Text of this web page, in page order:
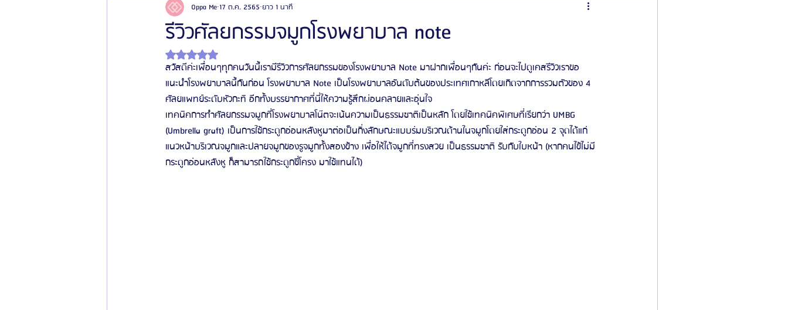
รีวิวศัลยกรรมฉีดไขมัน รีวิวศัลยกรรมดูดไขมัน ศัลยแพทย์ ประเทศเกาหลี
โรงพยาบาลศัลยกรรมเฟรช
รีวิวศัลยกรรมผู้ชาย โรงพยาบาลศัลยกรรมมาอิน โรงพยาบาลศัลยกรรมนานะ โรงพยาบาลศัลยกรรมรูบี
ข่าวสารศัลยกรรมเกาหลี รีวิวดูดไขมัน รีวิวดูดไขมันหน้า รีวิวดูดไขมันเหนียง
รีวิวศัลยกรรมจมูกโรงพยาบาล note
Oppa Me 17 ต.ค. 2565 ยาว 1 นาที
ได้รับ NaN เต็ม 5 ดาว
สวัสดีค่ะเพื่อนๆทุกคนวันนี้เรามีรีวิวการศัลยกรรมของโรงพยาบาล Note มาฝากเพื่อนๆกันค่ะ ก่อนจะไปดูเคสรีวิวเราขอ
แนะนำโรงพยาบาลนี้กันก่อน โรงพยาบาล Note เป็นโรงพยาบาลอันดับต้นของประเทศเกาหลีโดยเกิดจากการรวมตัวของ 4
ศัลยแพทย์ระดับหัวกะทิ อีกทั้งบรรยากาศที่นี่ให้ความรู้สึกผ่อนคลายและอุ่นใจ
เทคนิคการทำศัลยกรรมจมูกที่โรงพยาบาลโน๊ตจะเน้นความเป็นธรรมชาติเป็นหลัก โดยใช้เทคนิคพิเศษที่เรียกว่า UMBG
(Umbrella graft) เป็นการใช้กระดูกอ่อนหลังหูมาต่อเป็นกิ่งลักษณะแบบร่มบริเวณด้านในจมูกโดยใส่กระดูกอ่อน 2 จุดได้แก่
แนวหน้าบริเวณจมูกและปลายจมูกของรูจมูกทั้งสองข้าง เพื่อให้ได้จมูกที่ทรงสวย เป็นธรรมชาติ รับกับใบหน้า (หากคนไข้ไม่มี
กระดูกอ่อนหลังหู ก็สามารถใช้กระดูกซี่โครง มาใช้แทนได้)